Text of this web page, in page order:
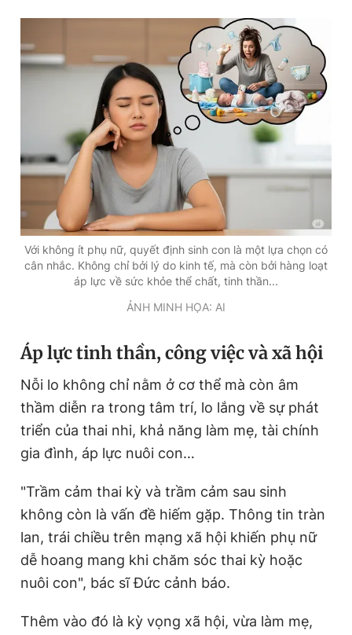
Giấy phép xuất bản số 110/GP - BTTTT cấp ngày 24.3.2020
© 2003-2026 Bản quyền thuộc về Báo Thanh Niên. Cấm sao
chép dưới mọi hình thức nếu không có sự chấp thuận bằng văn
bản. Phát triển bởi ePi Technologies, JSC.
Với không ít phụ nữ, quyết định sinh con là một lựa chọn có
cân nhắc. Không chỉ bởi lý do kinh tế, mà còn bởi hàng loạt
áp lực về sức khỏe thể chất, tinh thần...
ẢNH MINH HỌA: AI
Áp lực tinh thần, công việc và xã hội
Nỗi lo không chỉ nằm ở cơ thể mà còn âm
thầm diễn ra trong tâm trí, lo lắng về sự phát
triển của thai nhi, khả năng làm mẹ, tài chính
gia đình, áp lực nuôi con…
"Trầm cảm thai kỳ và trầm cảm sau sinh
không còn là vấn đề hiếm gặp. Thông tin tràn
lan, trái chiều trên mạng xã hội khiến phụ nữ
dễ hoang mang khi chăm sóc thai kỳ hoặc
nuôi con", bác sĩ Đức cảnh báo.
Thêm vào đó là kỳ vọng xã hội, vừa làm mẹ,